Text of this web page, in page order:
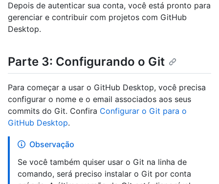
Depois de autenticar sua conta, você está pronto para
gerenciar e contribuir com projetos com GitHub
Desktop.
Parte 3: Configurando o Git
Para começar a usar o GitHub Desktop, você precisa
configurar o nome e o email associados aos seus
commits do Git. Confira Configurar o Git para o
GitHub Desktop.
Observação
Se você também quiser usar o Git na linha de
comando, será preciso instalar o Git por conta